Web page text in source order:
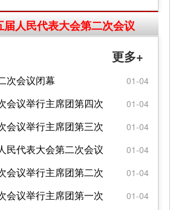
行情况与2023年 国民经
的决议
文山州2022年地方 财政
年 地方财政预算的决
届人民代表大会第二次会议
更多+
次会议闭幕 01-04
会议举行主席团第四次
01-04
会议举行主席团第三次
01-04
民代表大会第二次会议
01-04
会议举行主席团第二次
01-04
会议举行主席团第一次
01-04